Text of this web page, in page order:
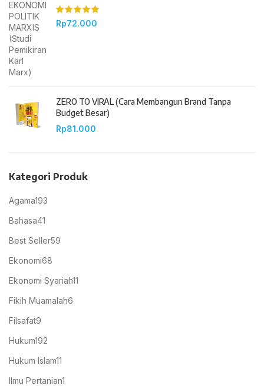
Rp72.000
ZERO TO VIRAL (Cara Membangun Brand Tanpa
Budget Besar)
Rp81.000
Kategori Produk
Agama193
Bahasa41
Best Seller59
Ekonomi68
Ekonomi Syariah11
Fikih Muamalah6
Filsafat9
Hukum192
Hukum Islam11
Ilmu Pertanian1